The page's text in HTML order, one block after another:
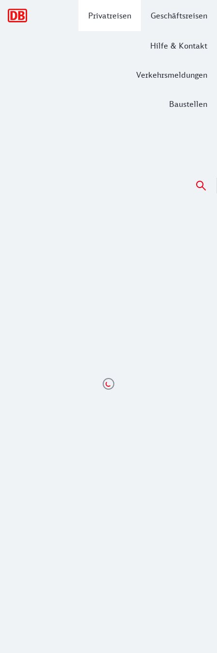
Privatreisen Geschäftsreisen
Hilfe & Kontakt
Verkehrsmeldungen
Baustellen